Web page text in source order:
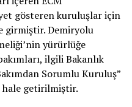
gösteren kuruluşlar için
girmiştir. Demiryolu
yürürlüğe
ilgili Bakanlık
Sorumlu Kuruluş”
hale getirilmiştir.